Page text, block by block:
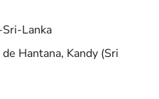
Hantana, Kandy (Sri